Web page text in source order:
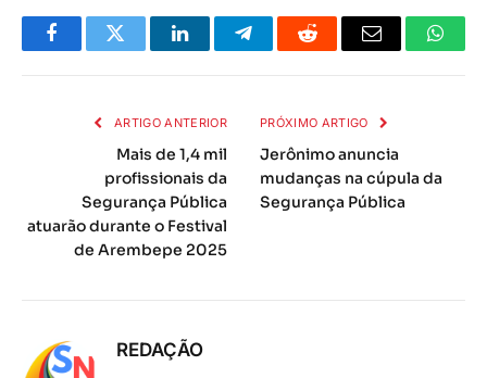
FacebookTwitter LinkedInTelegramaReddit
E-
ARTIGO ANTERIOR
Mais de 1,4 mil
profissionais da
Segurança Pública
atuarão durante o Festival
de Arembepe 2025
PRÓXIMO ARTIGO
Jerônimo anuncia
mudanças na cúpula da
Segurança Pública
REDAÇÃO